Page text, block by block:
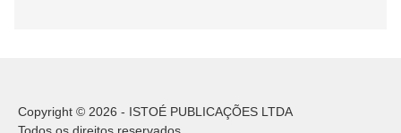
Copyright © 2026 - ISTOÉ PUBLICAÇÕES LTDA
Todos os direitos reservados.